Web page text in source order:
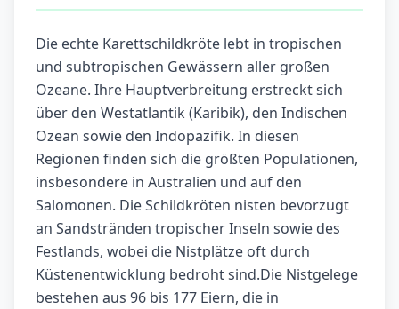
Die echte Karettschildkröte lebt in tropischen
und subtropischen Gewässern aller großen
Ozeane. Ihre Hauptverbreitung erstreckt sich
über den Westatlantik (Karibik), den Indischen
Ozean sowie den Indopazifik. In diesen
Regionen finden sich die größten Populationen,
insbesondere in Australien und auf den
Salomonen. Die Schildkröten nisten bevorzugt
an Sandstränden tropischer Inseln sowie des
Festlands, wobei die Nistplätze oft durch
Küstenentwicklung bedroht sind.Die Nistgelege
bestehen aus 96 bis 177 Eiern, die in